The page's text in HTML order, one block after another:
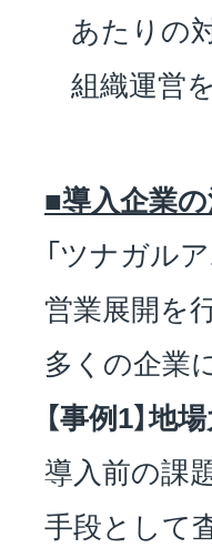
あたりの
組織運営
■導入企業
「ツナガル
営業展開を
多くの企業
【事例1】地
導入前の課
手段として